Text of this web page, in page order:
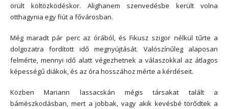
örült költözködéskor. Alighanem szenvedésbe került volna
otthagynia egy fiút a fővárosban.
Még maradt pár perc az órából, és Fikusz szigor nélkül tűrte a
dolgozatra fordított idő megnyújtását. Valószínűleg alaposan
felmérte, mennyi idő alatt végezhetnek a válaszokkal az átlagos
képességű diákok, és az óra hosszához mérte a kérdéseit.
Közben Mariann lassacskán mégis társakat talált a
bámészkodásban, mert a jobbak, vagy akik kevésbé törődtek a